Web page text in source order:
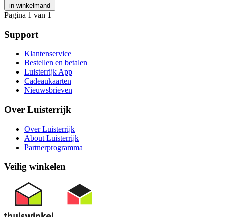
in winkelmand
Pagina 1 van 1
Support
Klantenservice
Bestellen en betalen
Luisterrijk App
Cadeaukaarten
Nieuwsbrieven
Over Luisterrijk
Over Luisterrijk
About Luisterrijk
Partnerprogramma
Veilig winkelen